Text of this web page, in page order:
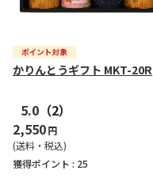
かりんとうギフト MKT-20R
5.0 （2）
2,550円
(送料・税込)
獲得ポイント : 25